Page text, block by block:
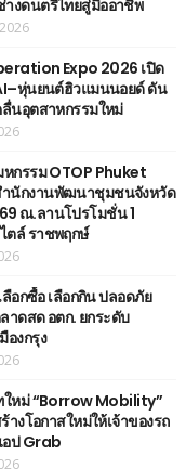
งดนตรีไทยสู่มืออาชีพ
Expo 2026 เปิด
หุ่นยนต์ฮิวแมนนอยด์ ดัน
นอุตสาหกรรมใหม่
กรรม OTOP Phuket
นักงานพัฒนาชุมชนจังหวัด
ณ.ลานโปรโมชั่น 1
ตล์ ราชพฤกษ์
อกซื้อ เลือกกิน ปลอดภัย
าดสด อตก. ยกระดับ
องกรุง
หม่ “Borrow Mobility”
งโอกาสใหม่ให้เจ้าของรถ
ป Grab